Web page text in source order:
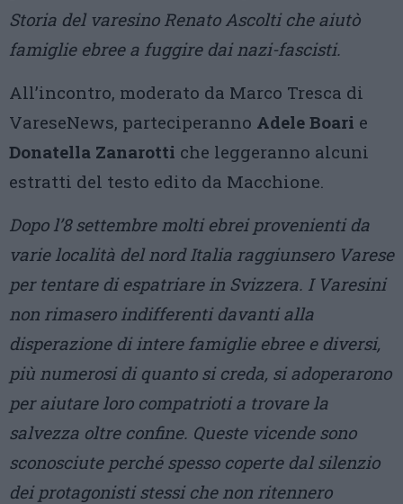
Storia del varesino Renato Ascolti che aiutò
famiglie ebree a fuggire dai nazi-fascisti.
All’incontro, moderato da Marco Tresca di
VareseNews, parteciperanno Adele Boari e
Donatella Zanarotti che leggeranno alcuni
estratti del testo edito da Macchione.
Dopo l’8 settembre molti ebrei provenienti da
varie località del nord Italia raggiunsero Varese
per tentare di espatriare in Svizzera. I Varesini
non rimasero indifferenti davanti alla
disperazione di intere famiglie ebree e diversi,
più numerosi di quanto si creda, si adoperarono
per aiutare loro compatrioti a trovare la
salvezza oltre confine. Queste vicende sono
sconosciute perché spesso coperte dal silenzio
dei protagonisti stessi che non ritennero